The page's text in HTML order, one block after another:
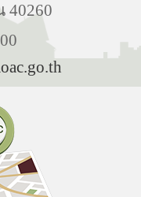
40260